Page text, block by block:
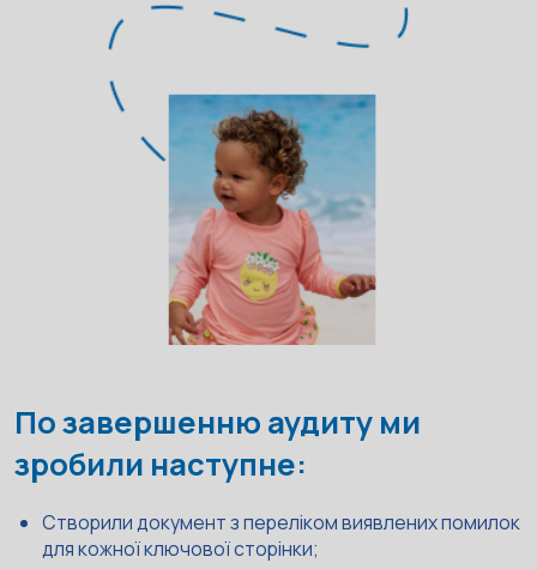
По завершенню аудиту ми
зробили наступне:
Створили документ з переліком виявлених помилок
для кожної ключової сторінки;